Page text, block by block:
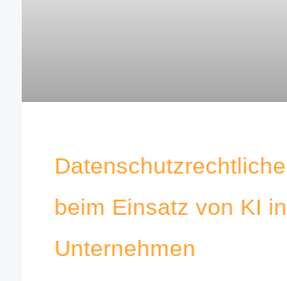
beim Einsatz von KI in
Unternehmen